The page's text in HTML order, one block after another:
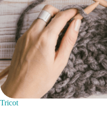
Tricot